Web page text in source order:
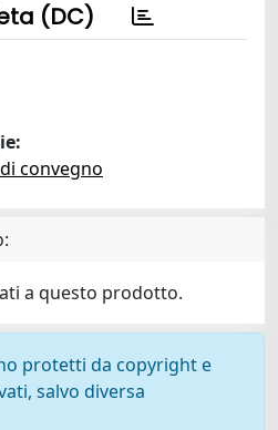
(DC)
convegno
a questo prodotto.
protetti da copyright e
salvo diversa